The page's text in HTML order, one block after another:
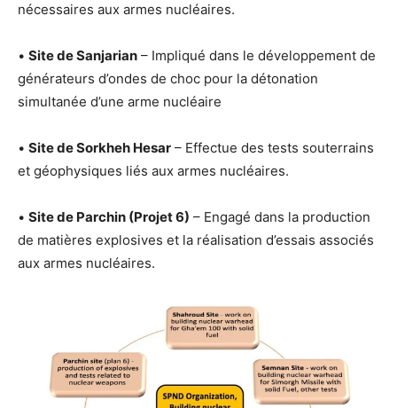
nécessaires aux armes nucléaires.
• Site de Sanjarian – Impliqué dans le développement de
générateurs d’ondes de choc pour la détonation
simultanée d’une arme nucléaire
• Site de Sorkheh Hesar – Effectue des tests souterrains
et géophysiques liés aux armes nucléaires.
• Site de Parchin (Projet 6) – Engagé dans la production
de matières explosives et la réalisation d’essais associés
aux armes nucléaires.